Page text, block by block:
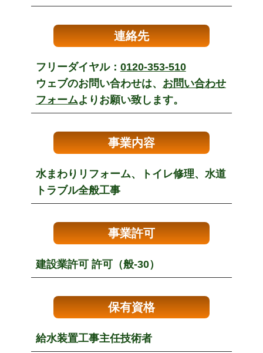
連絡先
フリーダイヤル： 0120-353-510
ウェブのお問い合わせは、 お問い合わせ
フォームよりお願い致します。
事業内容
水まわりリフォーム、トイレ修理、水道
トラブル全般工事
事業許可
建設業許可 許可（般-30）
保有資格
給水装置工事主任技術者